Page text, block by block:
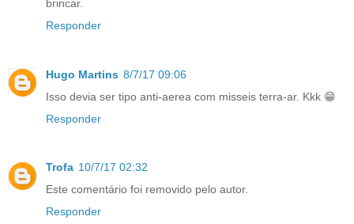
brincar.
Responder
Hugo Martins 8/7/17 09:06
Isso devia ser tipo anti-aerea com misseis terra-ar. Kkk 😁
Responder
Trofa 10/7/17 02:32
Este comentário foi removido pelo autor.
Responder